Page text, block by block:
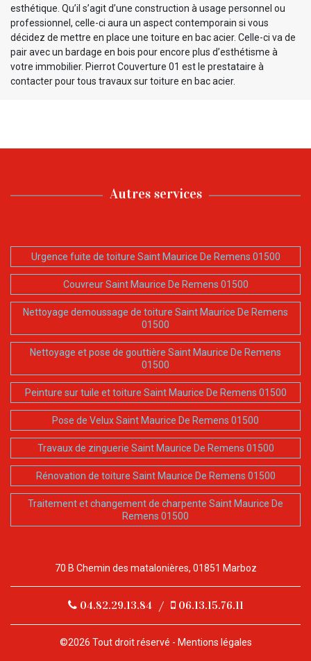
esthétique. Qu’il s’agit d’une construction à usage personnel ou
professionnel, celle-ci aura un aspect contemporain si vous
décidez de mettre en place une toiture en bac acier. Celle-ci va de
pair avec un bardage en bois pour encore plus d’esthétisme à
votre immobilier. Pierrot Couverture 01 est le prestataire à
contacter pour tous travaux sur toiture en bac acier.
Autres services
Urgence fuite de toiture Saint Maurice De Remens 01500
Couvreur Saint Maurice De Remens 01500
Nettoyage demoussage de toiture Saint Maurice De Remens
01500
Nettoyage et pose de gouttière Saint Maurice De Remens
01500
Peinture sur tuile et toiture Saint Maurice De Remens 01500
Pose de Velux Saint Maurice De Remens 01500
Travaux de zinguerie Saint Maurice De Remens 01500
Rénovation de toiture Saint Maurice De Remens 01500
Traitement et changement de charpente Saint Maurice De
Remens 01500
70 B Chemin des matalonières, 01851 Marboz
04.82.29.13.84 / 06.13.15.76.11
©2026 Tout droit réservé - Mentions légales